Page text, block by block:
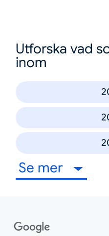
Utforska vad
inom
Se mer